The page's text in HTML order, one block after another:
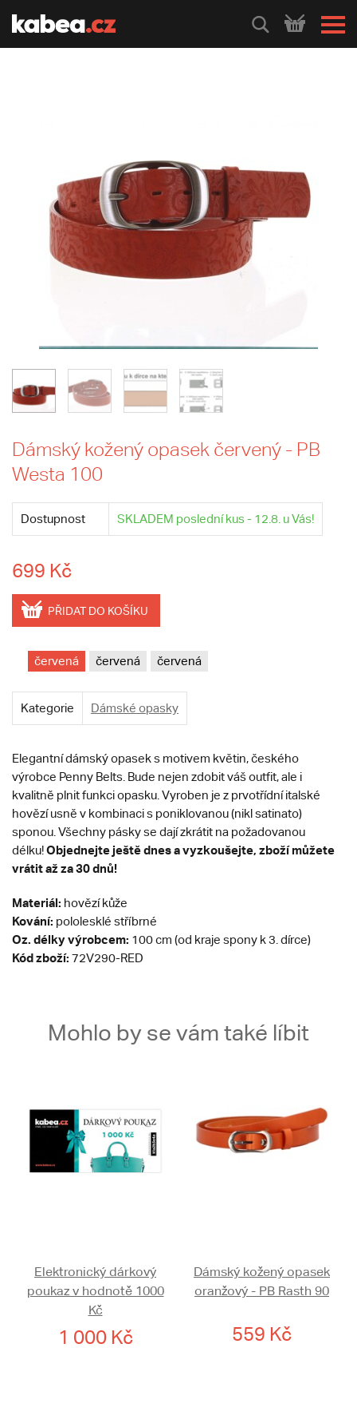
HLEDEJ
Dámský kožený opasek červený - PB
Westa 100
Dostupnost SKLADEM poslední kus - 12.8. u Vás!
699 Kč
PŘIDAT DO KOŠÍKU
červená červená červená
Kategorie Dámské opasky
Elegantní dámský opasek s motivem květin, českého
výrobce Penny Belts. Bude nejen zdobit váš outfit, ale i
kvalitně plnit funkci opasku. Vyroben je z prvotřídní italské
hovězí usně v kombinaci s poniklovanou (nikl satinato)
sponou. Všechny pásky se dají zkrátit na požadovanou
délku!Objednejte ještě dnes a vyzkoušejte, zboží můžete
vrátit až za 30 dnů!
Materiál: hovězí kůže
Kování: pololesklé stříbrné
Oz. délky výrobcem: 100 cm (od kraje spony k 3. dírce)
Kód zboží: 72V290-RED
Mohlo by se vám také líbit
Elektronický dárkový
poukaz v hodnotě 1000
Kč
1 000 Kč
Dámský kožený opasek
oranžový - PB Rasth 90
559 Kč